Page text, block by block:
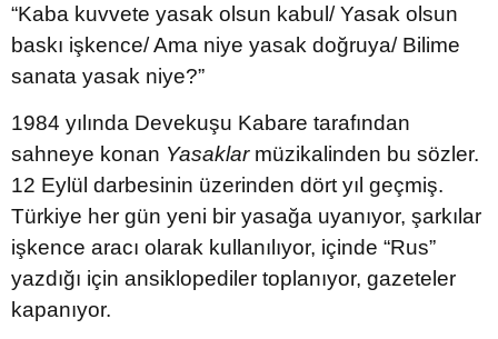
“Kaba kuvvete yasak olsun kabul/ Yasak olsun
baskı işkence/ Ama niye yasak doğruya/ Bilime
sanata yasak niye?”
1984 yılında Devekuşu Kabare tarafından
sahneye konan Yasaklarmüzikalinden bu sözler.
12 Eylül darbesinin üzerinden dört yıl geçmiş.
Türkiye her gün yeni bir yasağa uyanıyor, şarkılar
işkence aracı olarak kullanılıyor, içinde “Rus”
yazdığı için ansiklopediler toplanıyor, gazeteler
kapanıyor.